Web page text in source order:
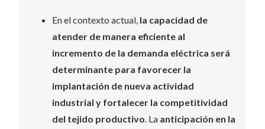
En el contexto actual, la capacidad de
atender de manera eficiente al
incremento de la demanda eléctrica será
determinante para favorecer la
implantación de nueva actividad
industrial y fortalecer la competitividad
del tejido productivo. La anticipación en la